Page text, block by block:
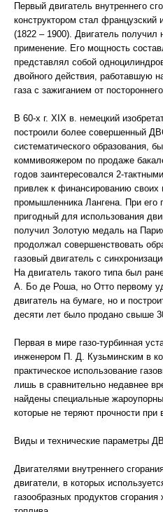
Первый двигатель внутреннего
конструктором стал французский
(1822 – 1900). Двигатель
применение. Его мощность
представлял собой
двойного действия, работавшую
газа с зажиганием от
В 60-х г. XIX в. немецкий
построили более совершенный
систематического образования,
коммивояжером по продаже
годов заинтересовался 2-
привлек к финансированию своих
промышленника Лангена. При его
пригодный для использования
получил Золотую медаль на
продолжал совершенствовать
газовый двигатель с
На двигатель такого типа был
А. Бо де Роша, но Отто первому
двигатель на бумаге, но и
десяти лет было продано свыше
Первая в мире газо-турбинная
инженером П. Д. Кузьминским в
практическое использование
лишь в сравнительно недавнее
найдены специальные
которые не теряют прочности при
Виды и технические параметры
Двигателями внутреннего
двигатели, в которых
газообразных продуктов сгорания